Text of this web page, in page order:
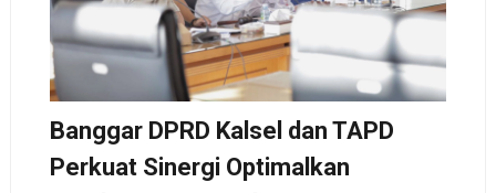
Banggar DPRD Kalsel dan TAPD
Perkuat Sinergi Optimalkan